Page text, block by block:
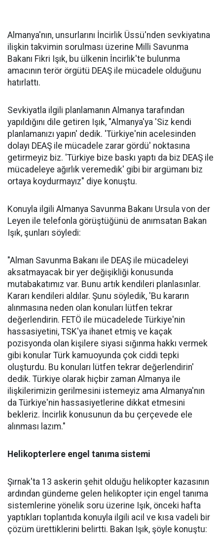
Almanya'nın, unsurlarını İncirlik Üssü'nden sevkiyatına
ilişkin takvimin sorulması üzerine Milli Savunma
Bakanı Fikri Işık, bu ülkenin İncirlik'te bulunma
amacının terör örgütü DEAŞ ile mücadele olduğunu
hatırlattı.
Sevkiyatla ilgili planlamanın Almanya tarafından
yapıldığını dile getiren Işık, "Almanya'ya 'Siz kendi
planlamanızı yapın' dedik. 'Türkiye'nin acelesinden
dolayı DEAŞ ile mücadele zarar gördü' noktasına
getirmeyiz biz. 'Türkiye bize baskı yaptı da biz DEAŞ ile
mücadeleye ağırlık veremedik' gibi bir argümanı biz
ortaya koydurmayız" diye konuştu.
Konuyla ilgili Almanya Savunma Bakanı Ursula von der
Leyen ile telefonla görüştüğünü de anımsatan Bakan
Işık, şunları söyledi:
"Alman Savunma Bakanı ile DEAŞ ile mücadeleyi
aksatmayacak bir yer değişikliği konusunda
mutabakatımız var. Bunu artık kendileri planlasınlar.
Kararı kendileri aldılar. Şunu söyledik, 'Bu kararın
alınmasına neden olan konuları lütfen tekrar
değerlendirin. FETÖ ile mücadelede Türkiye'nin
hassasiyetini, TSK'ya ihanet etmiş ve kaçak
pozisyonda olan kişilere siyasi sığınma hakkı vermek
gibi konular Türk kamuoyunda çok ciddi tepki
oluşturdu. Bu konuları lütfen tekrar değerlendirin'
dedik. Türkiye olarak hiçbir zaman Almanya ile
ilişkilerimizin gerilmesini istemeyiz ama Almanya'nın
da Türkiye'nin hassasiyetlerine dikkat etmesini
bekleriz. İncirlik konusunun da bu çerçevede ele
alınması lazım."
Helikopterlere engel tanıma sistemi
Şırnak'ta 13 askerin şehit olduğu helikopter kazasının
ardından gündeme gelen helikopter için engel tanıma
sistemlerine yönelik soru üzerine Işık, önceki hafta
yaptıkları toplantıda konuyla ilgili acil ve kısa vadeli bir
çözüm ürettiklerini belirtti. Bakan Işık, şöyle konuştu: